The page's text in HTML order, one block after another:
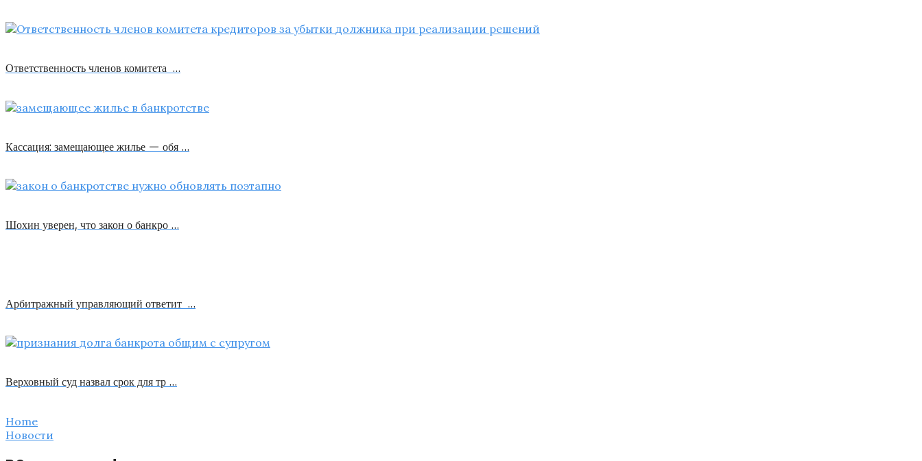
Ответственность членов комитета …
Кассация: замещающее жилье — обя …
Шохин уверен, что закон о банкро …
Арбитражный управляющий ответит …
Верховный суд назвал срок для тр …
Home
Новости